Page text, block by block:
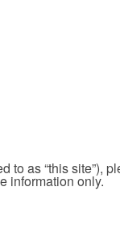
as “this site”),
information only.